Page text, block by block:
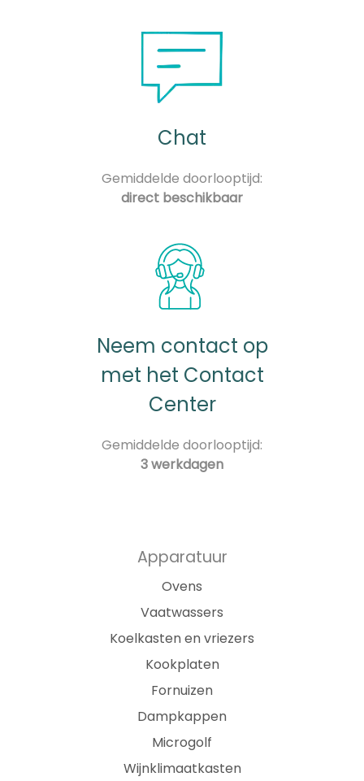
Chat
Gemiddelde doorlooptijd:
direct beschikbaar
Neem contact op
met het Contact
Center
Gemiddelde doorlooptijd:
3 werkdagen
Apparatuur
Ovens
Vaatwassers
Koelkasten en vriezers
Kookplaten
Fornuizen
Dampkappen
Microgolf
Wijnklimaatkasten